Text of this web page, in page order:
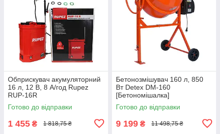
Обприскувач акумуляторний
16 л, 12 В, 8 А/год Rupez
RUP-16R
Готово до відправки
1 455 ₴ 1 818,75 ₴
Бетонозмішувач 160 л, 850
Вт Detex DM-160
[Бетономішалка]
Готово до відправки
9 199 ₴ 11 498,75 ₴